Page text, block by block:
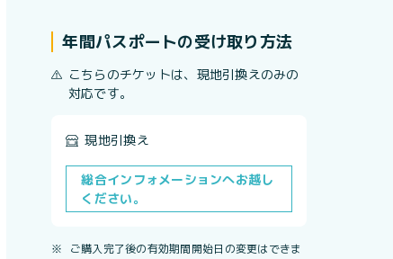
年間パスポートの受け取り方法
こちらのチケットは、現地引換えのみの
対応です。
現地引換え
総合インフォメーションへお越し
ください。
※
ご購入完了後の有効期間開始日の変更はできま